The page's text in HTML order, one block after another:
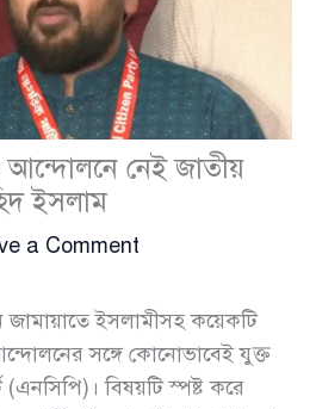
নেই জাতীয়
ইসলাম
a Comment
জামায়াতে ইসলামীসহ কয়েকটি
সঙ্গে কোনোভাবেই যুক্ত
(এনসিপি)। বিষয়টি স্পষ্ট করে